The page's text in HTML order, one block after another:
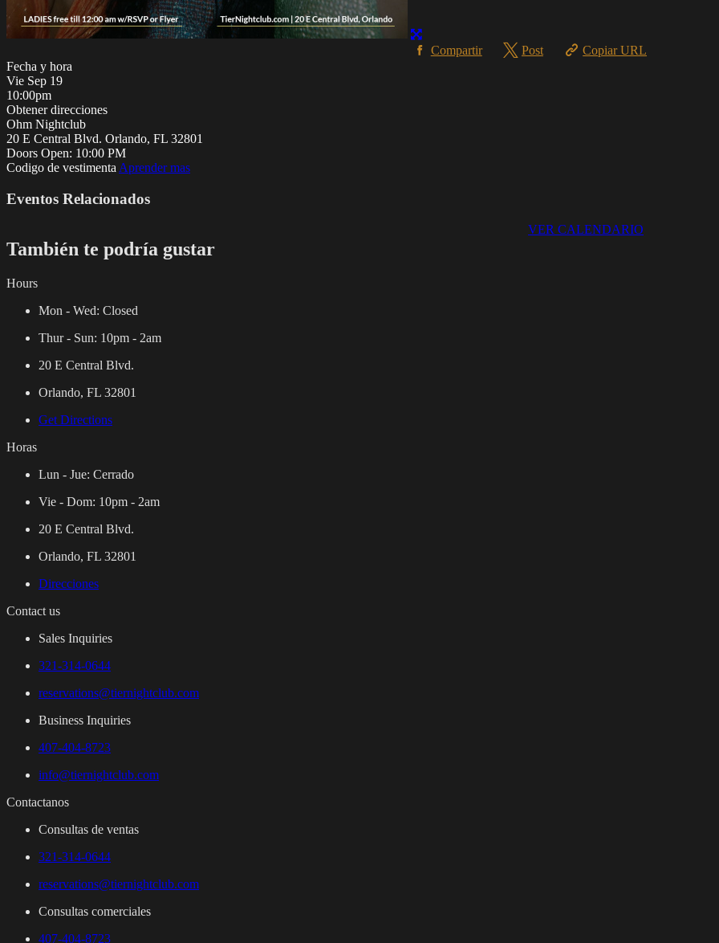
Compartir Post
Copiar URL
Fecha y hora
Vie Sep 19
10:00pm
Obtener direcciones
Ohm Nightclub
20 E Central Blvd. Orlando, FL 32801
Doors Open: 10:00 PM
Codigo de vestimenta Aprender mas
Eventos Relacionados
También te podría gustar
VER CALENDARIO
Hours
Mon - Wed: Closed
Thur - Sun: 10pm - 2am
20 E Central Blvd.
Orlando, FL 32801
Get Directions
Horas
Lun - Jue: Cerrado
Vie - Dom: 10pm - 2am
20 E Central Blvd.
Orlando, FL 32801
Direcciones
Contact us
Sales Inquiries
321-314-0644
reservations@tiernightclub.com
Business Inquiries
407-404-8723
info@tiernightclub.com
Contactanos
Consultas de ventas
321-314-0644
reservations@tiernightclub.com
Consultas comerciales
407-404-8723